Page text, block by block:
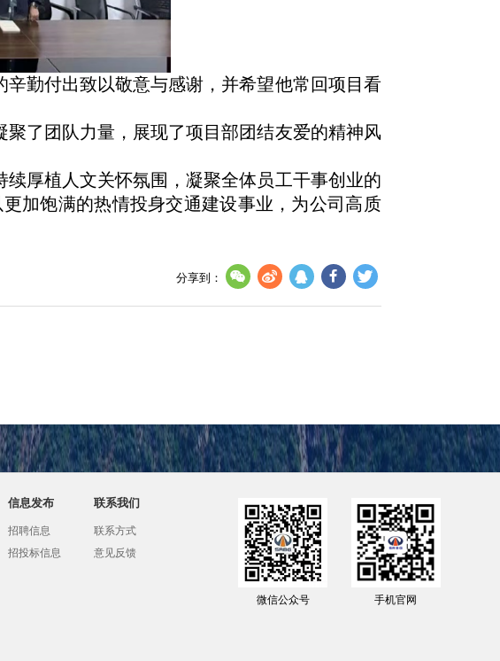
勤付出致以敬意与感谢，并希望他常回项目看
了团队力量，展现了项目部团结友爱的精神风
厚植人文关怀氛围，凝聚全体员工干事创业的
加饱满的热情投身交通建设事业，为公司高质
分享到：
信息发布
招聘信息
招投标信息
联系我们
联系方式
意见反馈
微信公众号 手机官网